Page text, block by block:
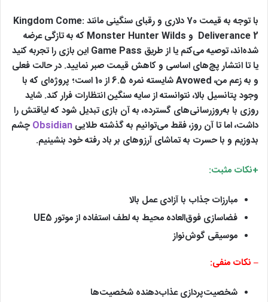
با توجه به قیمت 70 دلاری و رقبای سنگینی مانند Kingdom Come:
Deliverance 2 و Monster Hunter Wilds که به تازگی عرضه
شده‌اند، توصیه می‌کنم یا از طریق Game Pass این بازی را تجربه کنید
یا تا انتشار پچ‌های اساسی و کاهش قیمت صبر نمایید. در حالت فعلی
و به زعم من، Avowed شایسته نمره 6.5 از 10 است؛ پروژه‌ای که با
وجود پتانسیل بالا، نتوانسته از سایه سنگین انتظارات فرار کند. شاید
روزی با به‌روزرسانی‌های گسترده، به آن بازی تبدیل شود که لیاقتش را
داشت، اما تا آن روز، فقط می‌توانیم به گذشته طلایی Obsidian چشم
بدوزیم و با حسرت به تماشای آرزوهای بر باد رفته خود بنشینیم.
+نکات مثبت:
مبارزات جذاب با آزادی عمل بالا
فضاسازی فوق‌العاده محیط به لطف استفاده از موتور UE5
موسیقی گوش‌نواز
– نکات منفی:
شخصیت‌پردازی عذاب‌دهنده شخصیت‌ها